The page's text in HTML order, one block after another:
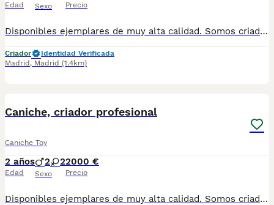
Edad Sexo Precio
Disponibles ejemplares de muy alta calidad. Somos criadores con muchos años de experiencia en la raza, responsables y entregamos nuestros ejemplares con toda su documentación en regla Pedimos seriedad Contacto : 679 67 30 10 Web : altodelpago.es Instagram : @altodelpago
Criador
Identidad Verificada
Madrid , Madrid (1.4km)
Caniche, criador profesional
Caniche Toy
2 años
Edad
2 2
Sexo
2000 €
Precio
Disponibles ejemplares de muy alta calidad. Somos criadores con muchos años de experiencia en la raza, responsables y entregamos nuestros ejemplares con toda su documentación en regla Pedimos seriedad Contacto : 679 67 30 10 Web : altodelpago.es Instagram : @altodelpago